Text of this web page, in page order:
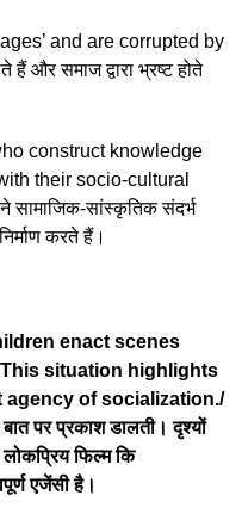
and are corrupted by
हैं और समाज द्वारा भ्रष्ट होते
construct knowledge
their socio-cultural
सामाजिक-सांस्कृतिक संदर्भ
करते हैं।
enact scenes
situation highlights
of socialization./
पर प्रकाश डालती। दृश्यों
फिल्म कि
एजेंसी है।